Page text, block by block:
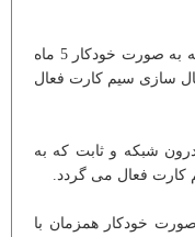
که به صورت خودکار 5 ماه
سازی سیم کارت فعال
شبکه و ثابت که به
فعال می گردد.
خودکار همزمان با